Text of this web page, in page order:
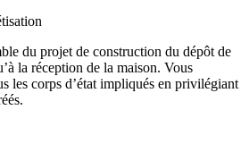
du projet de construction du dépôt de
la réception de la maison. Vous
les corps d’état impliqués en privilégiant